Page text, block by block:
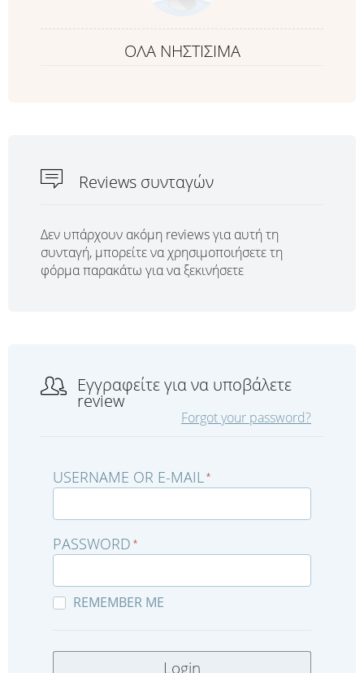
ΟΛΑ ΝΗΣΤΙΣΙΜΑ
Reviews συνταγών
Δεν υπάρχουν ακόμη reviews για αυτή τη
συνταγή, μπορείτε να χρησιμοποιήσετε τη
φόρμα παρακάτω για να ξεκινήσετε
Εγγραφείτε για να υποβάλετε
review
Forgot your password?
USERNAME OR E-MAIL *
PASSWORD *
REMEMBER ME